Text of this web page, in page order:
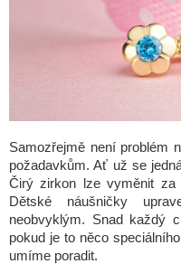
Samozřejmě není problém
požadavkům. Ať už se
Čirý zirkon lze vyměnit za
Dětské náušničky
neobvyklým. Snad každý
pokud je to něco
umíme poradit.